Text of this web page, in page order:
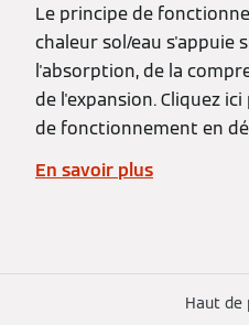
Le principe de
chaleur sol/eau s'appuie
l'absorption, de la
de l'expansion. Cliquez
de fonctionnement en
En savoir plus
Haut de